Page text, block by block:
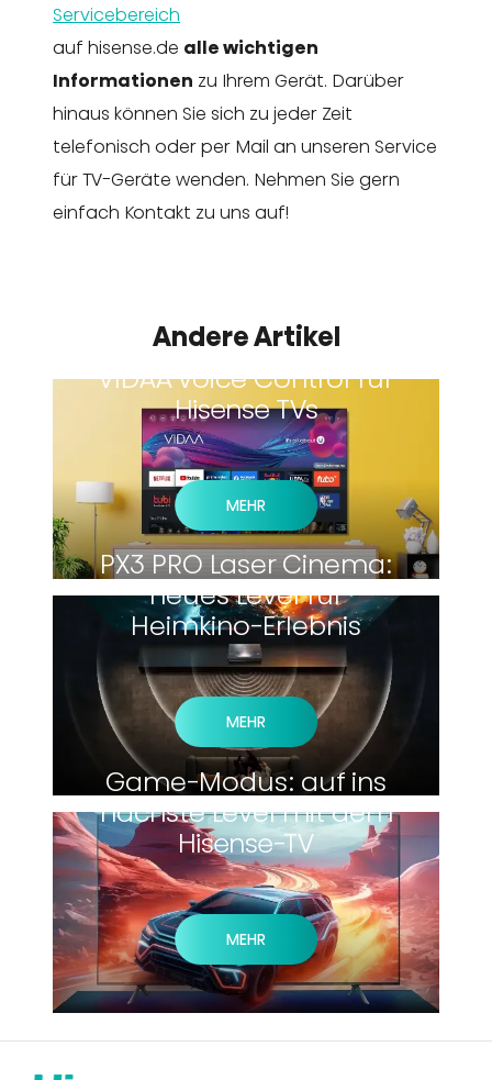
Servicebereich
auf hisense.de alle wichtigen
Informationen zu Ihrem Gerät. Darüber
hinaus können Sie sich zu jeder Zeit
telefonisch oder per Mail an unseren Service
für TV-Geräte wenden. Nehmen Sie gern
einfach Kontakt zu uns auf!
Andere Artikel
VIDAA Voice Control für
Hisense TVs
MEHR
PX3 PRO Laser Cinema:
neues Level für
Heimkino-Erlebnis
MEHR
Game-Modus: auf ins
nächste Level mit dem
Hisense-TV
MEHR